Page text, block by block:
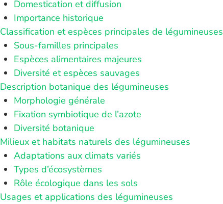
Domestication et diffusion
Importance historique
Classification et espèces principales de légumineuses
Sous-familles principales
Espèces alimentaires majeures
Diversité et espèces sauvages
Description botanique des légumineuses
Morphologie générale
Fixation symbiotique de l’azote
Diversité botanique
Milieux et habitats naturels des légumineuses
Adaptations aux climats variés
Types d’écosystèmes
Rôle écologique dans les sols
Usages et applications des légumineuses